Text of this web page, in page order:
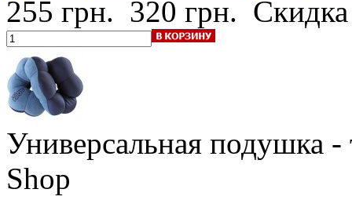
255 грн. 320 грн.
Универсальная подушка
Shop